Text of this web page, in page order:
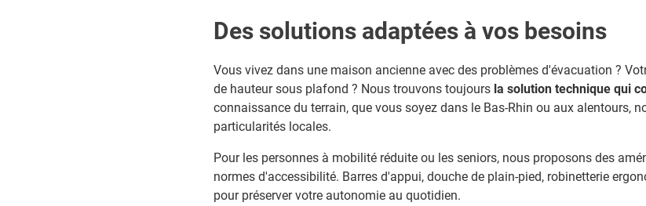
Des solutions adaptées à vos besoins
Vous vivez dans une maison ancienne avec des problèmes d'évacuation ?
de hauteur sous plafond ? Nous trouvons toujours la solution technique qui
connaissance du terrain, que vous soyez dans le Bas-Rhin ou aux alentours,
particularités locales.
Pour les personnes à mobilité réduite ou les seniors, nous proposons des
normes d'accessibilité. Barres d'appui, douche de plain-pied, robinetterie
pour préserver votre autonomie au quotidien.